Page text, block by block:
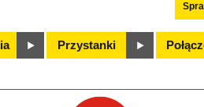
Przystanki